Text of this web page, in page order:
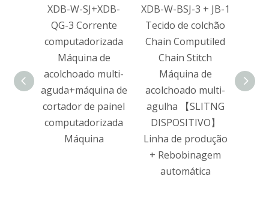
XDB-W-SJ+XDB-
QG-3 Corrente
computadorizada
Máquina de
acolchoado multi-
aguda+máquina de
cortador de painel
computadorizada
Máquina
XDB-W-BSJ-3 + JB-1
Tecido de colchão
Chain Computiled
Chain Stitch
Máquina de
acolchoado multi-
agulha 【SLITNG
DISPOSITIVO】
Linha de produção
+ Rebobinagem
automática